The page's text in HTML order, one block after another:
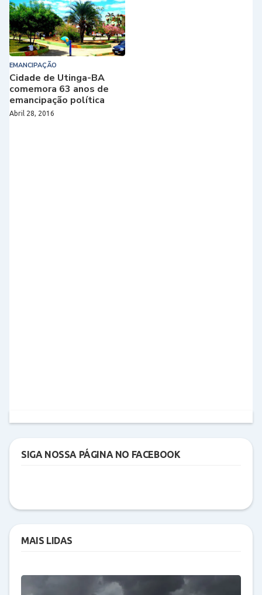
EMANCIPAÇÃO
Cidade de Utinga-BA
comemora 63 anos de
emancipação política
Abril 28, 2016
SIGA NOSSA PÁGINA NO FACEBOOK
MAIS LIDAS